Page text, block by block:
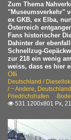
Zum Thema
"Museumsverkehr"
ex GKB, ex Elba,
Österreich
Fans historischer
Dahinter der
Schnellzug-
zur 218 ein wenig
weiss, dass es hier
Olli
Deutschland /
/ ~ Andere,
Friedrichshafen
 531 1200x801 Px,